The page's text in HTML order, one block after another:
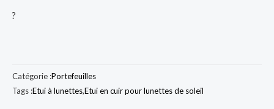
?
Catégorie :Portefeuilles
Tags :Etui à lunettes,Etui en cuir pour lunettes de soleil